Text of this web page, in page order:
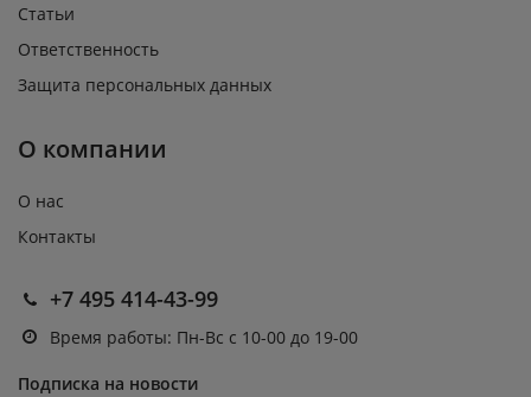
Статьи
Ответственность
Защита персональных данных
О компании
О нас
Контакты
+7 495 414-43-99
Время работы: Пн-Вс с 10-00 до 19-00
Подписка на новости